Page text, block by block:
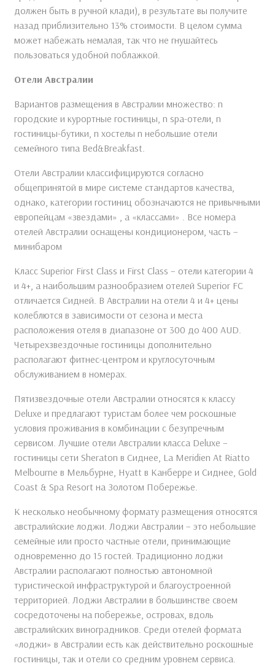
должен быть в ручной клади), в результате вы получите
назад приблизительно 13% стоимости. В целом сумма
может набежать немалая, так что не гнушайтесь
пользоваться удобной поблажкой.
Отели Австралии
Вариантов размещения в Австралии множество: n
городские и курортные гостиницы, n spa-отели, n
гостиницы-бутики, n хостелы n небольшие отели
семейного типа Bed&Breakfast.
Отели Австралии классифицируются согласно
общепринятой в мире системе стандартов качества,
однако, категории гостиниц обозначаются не привычными
европейцам «звездами» , а «классами» . Все номера
отелей Австралии оснащены кондиционером, часть –
минибаром
Класс Superior First Class и First Class – отели категории 4
и 4+, а наибольшим разнообразием отелей Superior FC
отличается Сидней. В Австралии на отели 4 и 4+ цены
колеблются в зависимости от сезона и места
расположения отеля в диапазоне от 300 до 400 AUD.
Четырехзвездочные гостиницы дополнительно
располагают фитнес-центром и круглосуточным
обслуживанием в номерах.
Пятизвездочные отели Австралии относятся к классу
Deluxe и предлагают туристам более чем роскошные
условия проживания в комбинации с безупречным
сервисом. Лучшие отели Австралии класса Deluxe –
гостиницы сети Sheraton в Сиднее, La Meridien At Riatto
Melbourne в Мельбурне, Hyatt в Канберре и Сиднее, Gold
Coast & Spa Resort на Золотом Побережье.
К несколько необычному формату размещения относятся
австралийские лоджи. Лоджи Австралии – это небольшие
семейные или просто частные отели, принимающие
одновременно до 15 гостей. Традиционно лоджи
Австралии располагают полностью автономной
туристической инфраструктурой и благоустроенной
территорией. Лоджи Австралии в большинстве своем
сосредоточены на побережье, островах, вдоль
австралийских виноградников. Среди отелей формата
«лоджи» в Австралии есть как действительно роскошные
гостиницы, так и отели со средним уровнем сервиса.